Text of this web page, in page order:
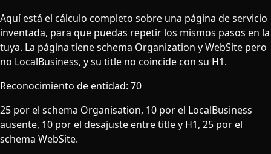
Aquí está el cálculo completo sobre una página de servicio
inventada, para que puedas repetir los mismos pasos en la
tuya. La página tiene schema Organization y WebSite pero
no LocalBusiness, y su title no coincide con su H1.
Reconocimiento de entidad: 70
25 por el schema Organisation, 10 por el LocalBusiness
ausente, 10 por el desajuste entre title y H1, 25 por el
schema WebSite.